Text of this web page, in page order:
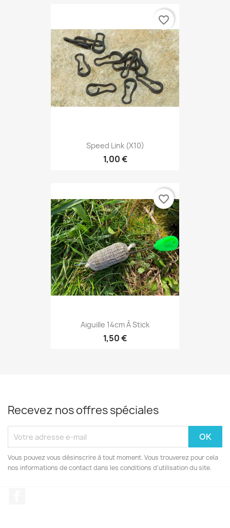
Speed Link (x10)
1,00 €
favorite_border
Aiguille 14cm À Stick
1,50 €
favorite_border
Recevez nos offres spéciales
Vous pouvez vous désinscrire à tout moment. Vous trouverez pour cela
nos informations de contact dans les conditions d'utilisation du site.